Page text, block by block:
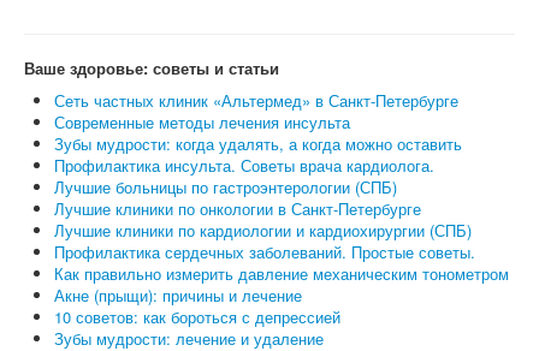
Ваше здоровье: советы и статьи
Сеть частных клиник «Альтермед» в Санкт-Петербурге
Современные методы лечения инсульта
Зубы мудрости: когда удалять, а когда можно оставить
Профилактика инсульта. Советы врача кардиолога.
Лучшие больницы по гастроэнтерологии (СПБ)
Лучшие клиники по онкологии в Санкт-Петербурге
Лучшие клиники по кардиологии и кардиохирургии (СПБ)
Профилактика сердечных заболеваний. Простые советы.
Как правильно измерить давление механическим тонометром
Акне (прыщи): причины и лечение
10 советов: как бороться с депрессией
Зубы мудрости: лечение и удаление